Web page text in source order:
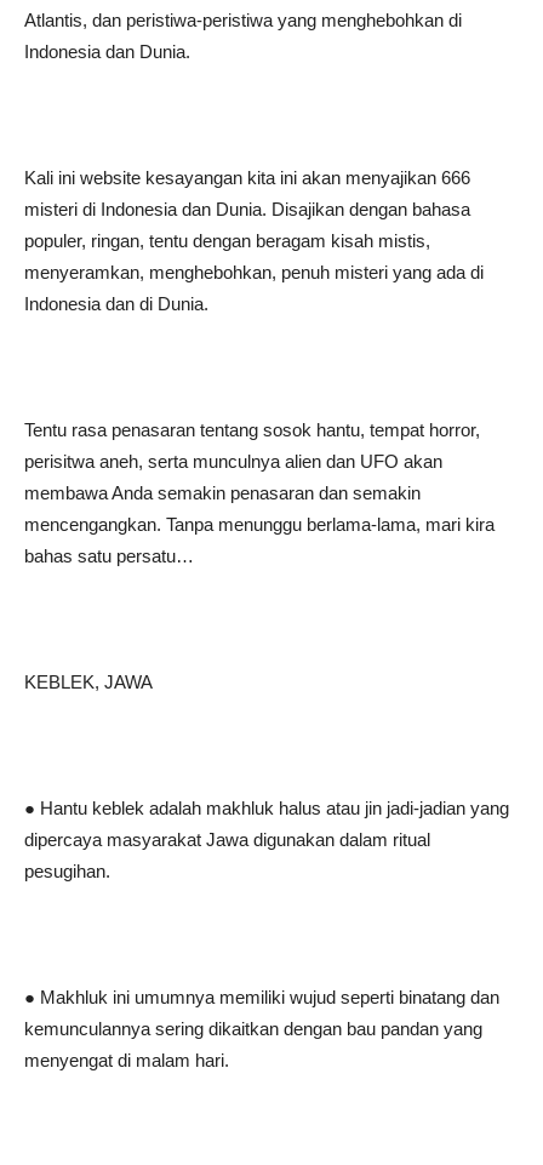
Atlantis, dan peristiwa-peristiwa yang menghebohkan di
Indonesia dan Dunia.
Kali ini website kesayangan kita ini akan menyajikan 666
misteri di Indonesia dan Dunia. Disajikan dengan bahasa
populer, ringan, tentu dengan beragam kisah mistis,
menyeramkan, menghebohkan, penuh misteri yang ada di
Indonesia dan di Dunia.
Tentu rasa penasaran tentang sosok hantu, tempat horror,
perisitwa aneh, serta munculnya alien dan UFO akan
membawa Anda semakin penasaran dan semakin
mencengangkan. Tanpa menunggu berlama-lama, mari kira
bahas satu persatu…
KEBLEK, JAWA
● Hantu keblek adalah makhluk halus atau jin jadi-jadian yang
dipercaya masyarakat Jawa digunakan dalam ritual
pesugihan.
● Makhluk ini umumnya memiliki wujud seperti binatang dan
kemunculannya sering dikaitkan dengan bau pandan yang
menyengat di malam hari.